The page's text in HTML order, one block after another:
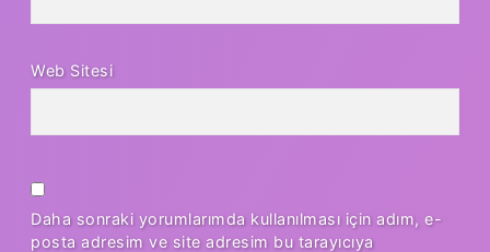
Web Sitesi
Daha sonraki yorumlarımda kullanılması için adım, e-
posta adresim ve site adresim bu tarayıcıya